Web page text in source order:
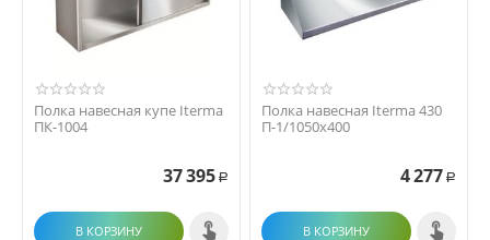
Полка навесная купе Iterma
ПК-1004
37 395 Р
В КОРЗИНУ
Полка навесная Iterma 430
П-1/1050х400
4 277 Р
В КОРЗИНУ